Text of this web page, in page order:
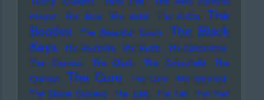
Project
The Arcs The Avicii The B-52s
The
Beatles
The Beautiful South
The Black
Keys The Bluebells The Byrds The Carpenters
The Champs
The Clash The Colourfield
The
Cramps
The Cure The Curs
The Damned
The Divine Comedy
The Eels The Fall
The Five